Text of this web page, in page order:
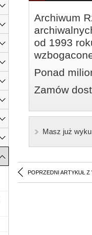
Archiwum
od 1993
Ponad
Zamów
Masz już
POPRZEDNI ARTYKUŁ Z